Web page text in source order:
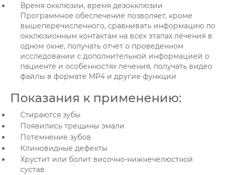
Время окклюзии, время дезокклюзии
Программное обеспечение позволяет, кроме
вышеперечисленного, сравнивать информацию по
окклюзионным контактам на всех этапах лечения в
одном окне, получать отчет о проведенном
исследовании с дополнительной информацией о
пациенте и особенностях лечения, получать видео
файлы в формате МР4 и другие функции
Показания к применению:
Стираются зубы
Появились трещины эмали
Потемнение зубов
Клиновидные дефекты
Хрустит или болит височно-нижнечелюстной
сустав